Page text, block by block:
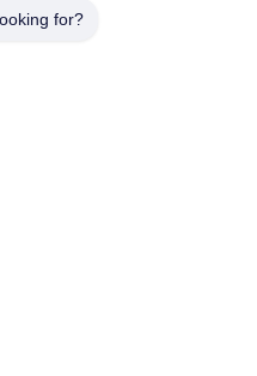
Street, Daxing
for?